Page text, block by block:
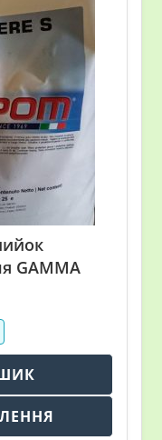
GAMMA